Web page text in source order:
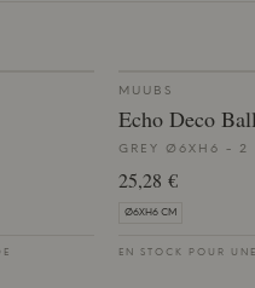
MUUBS
Echo Deco Ball
GREY Ø6XH6 - 2
25,28 €
Ø6XH6 CM
EN STOCK POUR